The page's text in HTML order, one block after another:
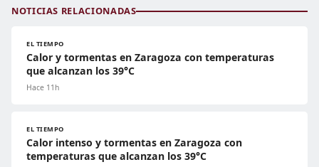
NOTICIAS RELACIONADAS
EL TIEMPO
Calor y tormentas en Zaragoza con temperaturas
que alcanzan los 39°C
Hace 11h
EL TIEMPO
Calor intenso y tormentas en Zaragoza con
temperaturas que alcanzan los 39°C